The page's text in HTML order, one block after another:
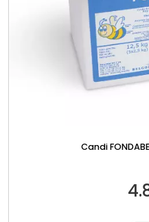
Candi